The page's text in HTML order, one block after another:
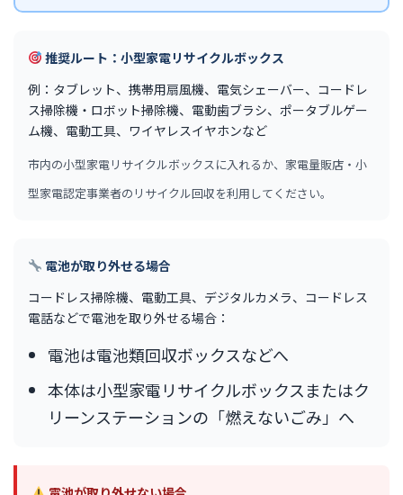
推奨ルート：小型家電リサイクルボックス
例：タブレット、携帯用扇風機、電気シェーバー、コードレ
ス掃除機・ロボット掃除機、電動歯ブラシ、ポータブルゲー
ム機、電動工具、ワイヤレスイヤホンなど
市内の小型家電リサイクルボックスに入れるか、家電量販店・小
型家電認定事業者のリサイクル回収を利用してください。
電池が取り外せる場合
コードレス掃除機、電動工具、デジタルカメラ、コードレス
電話などで電池を取り外せる場合：
電池は電池類回収ボックスなどへ
本体は小型家電リサイクルボックスまたはク
リーンステーションの「燃えないごみ」へ